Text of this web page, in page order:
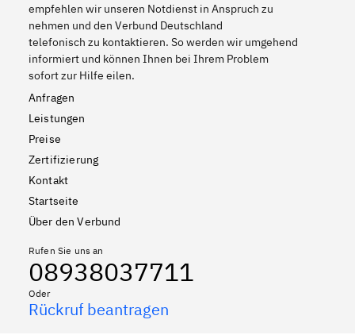
empfehlen wir unseren Notdienst in Anspruch zu
nehmen und den Verbund Deutschland
telefonisch zu kontaktieren. So werden wir umgehend
informiert und können Ihnen bei Ihrem Problem
sofort zur Hilfe eilen.
Anfragen
Leistungen
Preise
Zertifizierung
Kontakt
Startseite
Über den Verbund
Rufen Sie uns an
08938037711
Oder
Rückruf beantragen